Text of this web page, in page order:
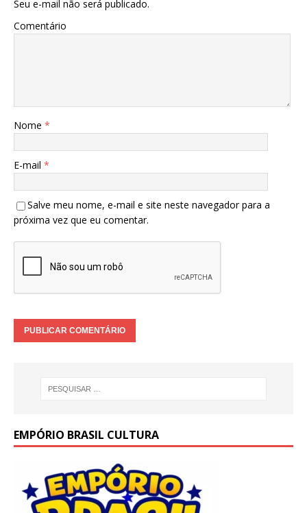
Seu e-mail não será publicado.
Comentário
Nome *
E-mail *
Salve meu nome, e-mail e site neste navegador para a
próxima vez que eu comentar.
EMPÓRIO BRASIL CULTURA